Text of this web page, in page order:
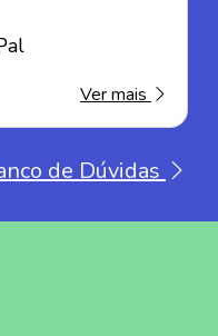
Ver mais
de Dúvidas